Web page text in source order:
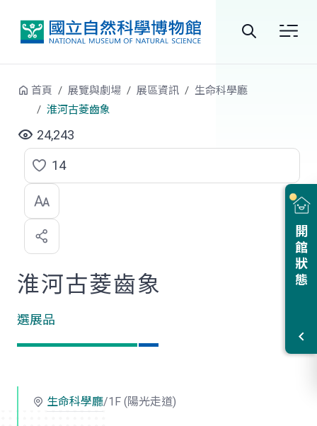
站
開館狀態
首頁 展覽與劇場 展區資訊
生命科學廳
淮河古菱齒象
24,243
點
選
喜
歡
14
淮河古菱齒象
選展品
生命科學廳/1F (陽光走道)